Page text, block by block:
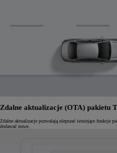
Zdalne aktualizacje (OTA) pakietu
Zdalne aktualizacje pozwalają ulepszać istniejące funkcje
dodawać nowe.